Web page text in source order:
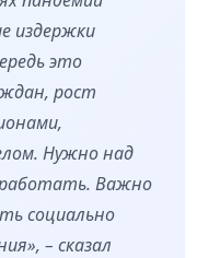
издержки
это
рост
Нужно над
Важно
социально
– сказал